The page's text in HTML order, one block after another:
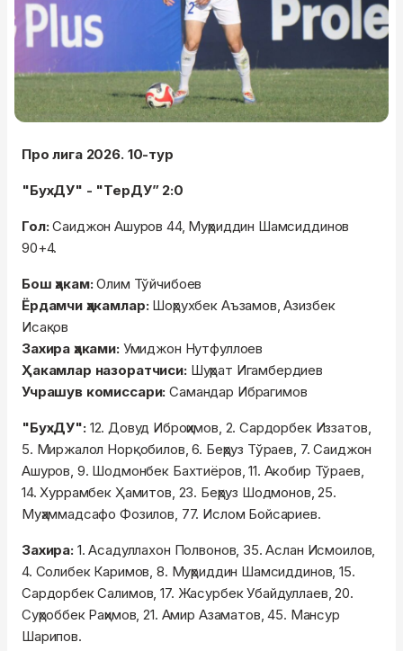
Про лига 2026. 10-тур
"БухДУ" - "ТерДУ” 2:0
Гол:Саиджон Ашуров 44, Муҳриддин Шамсиддинов
90+4.
Бош ҳакам:Олим Тўйчибоев
Ёрдамчи ҳакамлар:Шоҳрухбек Аъзамов, Азизбек
Исақов
Захира ҳаками:Умиджон Нутфуллоев
Ҳакамлар назоратчиси:Шуҳрат Игамбердиев
Учрашув комиссари: Самандар Ибрагимов
"БухДУ":12. Довуд Иброҳимов, 2. Сардорбек Иззатов,
5. Миржалол Норқобилов, 6. Беҳруз Тўраев, 7. Саиджон
Ашуров, 9. Шодмонбек Бахтиёров, 11. Акобир Тўраев,
14. Хуррамбек Ҳамитов, 23. Беҳруз Шодмонов, 25.
Муҳаммадсафо Фозилов, 77. Ислом Бойсариев.
Захира:1. Асадуллахон Полвонов, 35. Аслан Исмоилов,
4. Солибек Каримов, 8. Муҳриддин Шамсиддинов, 15.
Сардорбек Салимов, 17. Жасурбек Убайдуллаев, 20.
Суҳроббек Раҳимов, 21. Амир Азаматов, 45. Мансур
Шарипов.